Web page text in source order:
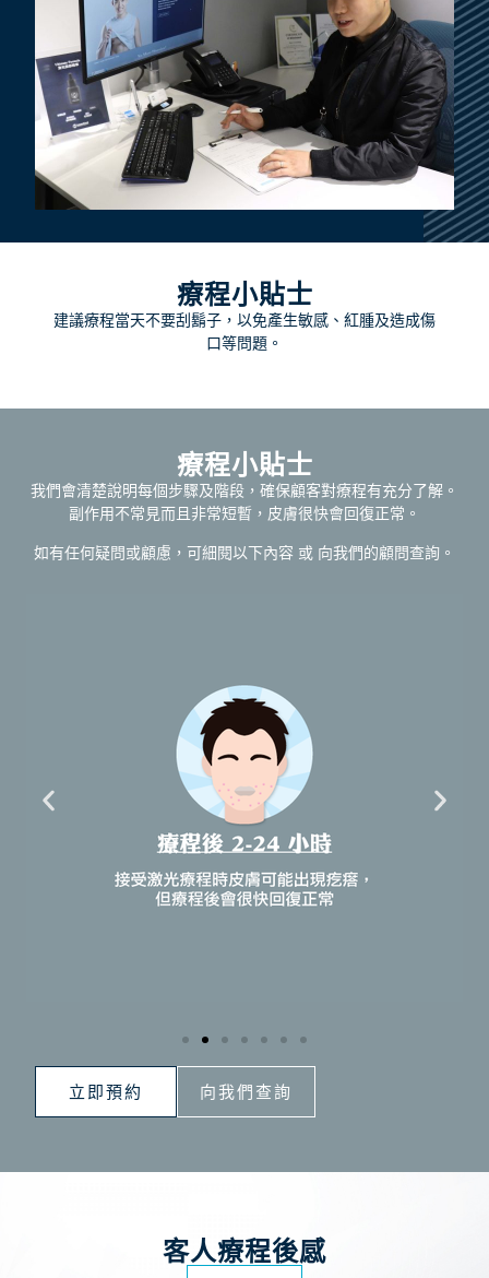
療程小貼士
建議療程當天不要刮鬍子，以免產生敏感、紅腫及造成傷
口等問題。
療程小貼士
我們會清楚說明每個步驟及階段，確保顧客對療程有充分了解。
副作用不常見而且非常短暫，皮膚很快會回復正常。
如有任何疑問或顧慮，可細閱以下內容 或 向我們的顧問查詢。
立即預約 向我們查詢
客人療程後感